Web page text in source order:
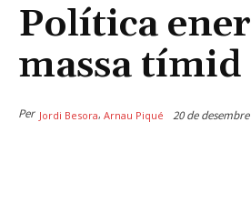
Política
massa tímid
Per Jordi Besora, Arnau Piqué 20 de